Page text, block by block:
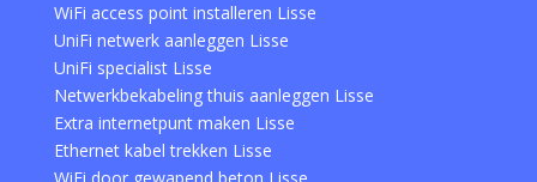
WiFi access point installeren Lisse
UniFi netwerk aanleggen Lisse
UniFi specialist Lisse
Netwerkbekabeling thuis aanleggen Lisse
Extra internetpunt maken Lisse
Ethernet kabel trekken Lisse